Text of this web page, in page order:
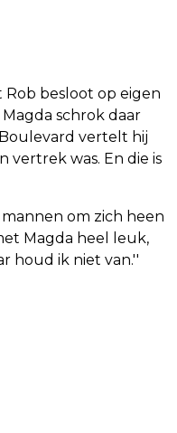
Rob besloot op eigen
schrok daar
vertelt hij
vertrek was. En die is
om zich heen
Magda heel leuk,
houd ik niet van.''